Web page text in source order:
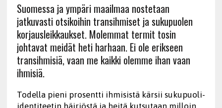
Suomessa ja ympäri maailmaa nostetaan
jatkuvasti otsikoihin transihmiset ja sukupuolen
korjausleikkaukset. Molemmat termit tosin
johtavat meidät heti harhaan. Ei ole erikseen
transihmisiä, vaan me kaikki olemme ihan vaan
ihmisiä.
Todella pieni prosentti ihmisistä kärsii sukupuoli-
identiteetin häiriöstä ja heitä kutsutaan milloin